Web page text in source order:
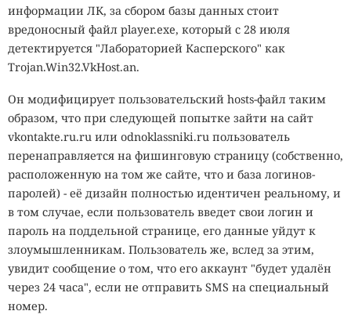
информации ЛК, за сбором базы данных стоит
вредоносный файл player.exe, который с 28 июля
детектируется "Лабораторией Касперского" как
Trojan.Win32.VkHost.an.
Он модифицирует пользовательский hosts-файл таким
образом, что при следующей попытке зайти на сайт
vkontakte.ru.ru или odnoklassniki.ru пользователь
перенаправляется на фишинговую страницу (собственно,
расположенную на том же сайте, что и база логинов-
паролей) - её дизайн полностью идентичен реальному, и
в том случае, если пользователь введет свои логин и
пароль на поддельной странице, его данные уйдут к
злоумышленникам. Пользователь же, вслед за этим,
увидит сообщение о том, что его аккаунт "будет удалён
через 24 часа", если не отправить SMS на специальный
номер.